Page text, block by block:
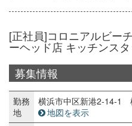
[正社員]コロニアルビー
ーヘッド店 キッチンス
募集情報
勤務
地
横浜市中区新港2-14-1
地図を表示